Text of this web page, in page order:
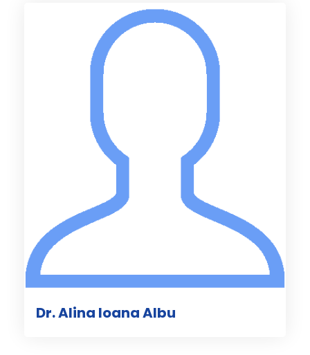
Dr. Alina Ioana Albu